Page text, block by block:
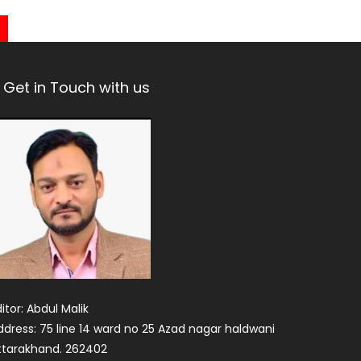
Get in Touch with us
Abdul Malik
75 line 14 ward no 25 Azad nagar haldwani
262402